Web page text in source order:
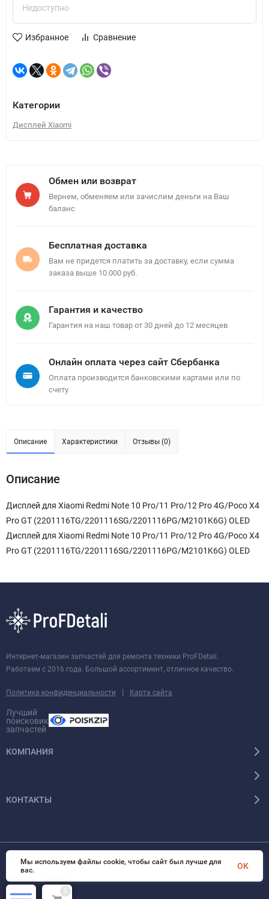
Недоступно
Избранное Сравнение
Категории
Дисплей Xiaomi
Обмен или возврат
Вернем, обменяем или зачислим деньги на Ваш
баланс
Бесплатная доставка
Вам не придется платить за доставку, если сумма
заказа выше 10.000 руб.
Гарантия и качество
Гарантия на наш товар от 30 дней до 12 месяцев
Онлайн оплата через сайт Сбербанка
Оплата производится банковскими картами или по
счету
Описание Характеристики Отзывы (0)
Описание
Дисплей для Xiaomi Redmi Note 10 Pro/11 Pro/12 Pro 4G/Poco X4
Pro GT (2201116TG/2201116SG/2201116PG/M2101K6G) OLED
Дисплей для Xiaomi Redmi Note 10 Pro/11 Pro/12 Pro 4G/Poco X4
Pro GT (2201116TG/2201116SG/2201116PG/M2101K6G) OLED
Интернет-магазин запчастей для ремонта техники ProFDetali.
Работаем с 2016 года. Большой ассортимент, отличное качество.
Политика конфиденциальности | Карта сайта
Лучший
поисковик
запчастей
КОМПАНИЯ
КОНТАКТЫ
© 2026 InSale. Все права защищены
0
Мы используем файлы cookie, чтобы сайт был лучше для
вас.
OK